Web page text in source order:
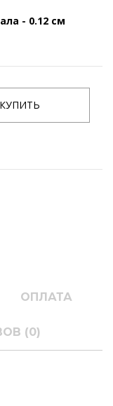
- 0.12 см
ОПЛАТА
(0)